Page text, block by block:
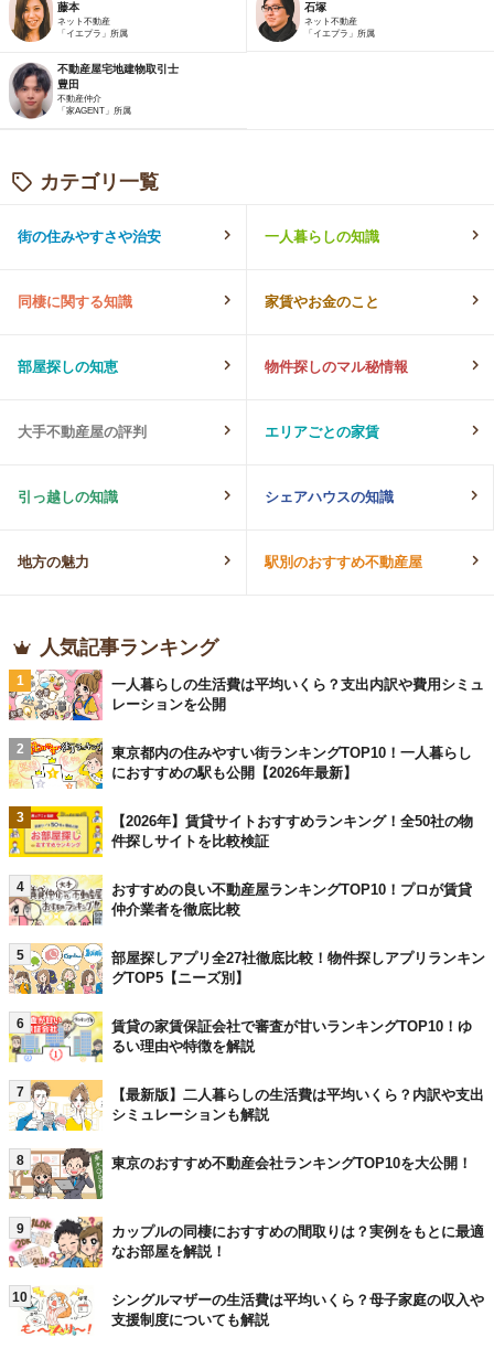
藤本
ネット不動産
「イエプラ」所属
石塚
ネット不動産
「イエプラ」所属
不動産屋宅地建物取引士
豊田
不動産仲介
「家AGENT」所属
カテゴリ一覧
街の住みやすさや治安 一人暮らしの知識
同棲に関する知識 家賃やお金のこと
部屋探しの知恵 物件探しのマル秘情報
大手不動産屋の評判 エリアごとの家賃
引っ越しの知識 シェアハウスの知識
地方の魅力 駅別のおすすめ不動産屋
人気記事ランキング
1
一人暮らしの生活費は平均いくら？支出内訳や費用シミュ
レーションを公開
2
東京都内の住みやすい街ランキングTOP10！一人暮らし
におすすめの駅も公開【2026年最新】
3
【2026年】賃貸サイトおすすめランキング！全50社の物
件探しサイトを比較検証
4
おすすめの良い不動産屋ランキングTOP10！プロが賃貸
仲介業者を徹底比較
5
部屋探しアプリ全27社徹底比較！物件探しアプリランキン
グTOP5【ニーズ別】
6
賃貸の家賃保証会社で審査が甘いランキングTOP10！ゆ
るい理由や特徴を解説
7
【最新版】二人暮らしの生活費は平均いくら？内訳や支出
シミュレーションも解説
8 東京のおすすめ不動産会社ランキングTOP10を大公開！
9
カップルの同棲におすすめの間取りは？実例をもとに最適
なお部屋を解説！
10
シングルマザーの生活費は平均いくら？母子家庭の収入や
支援制度についても解説